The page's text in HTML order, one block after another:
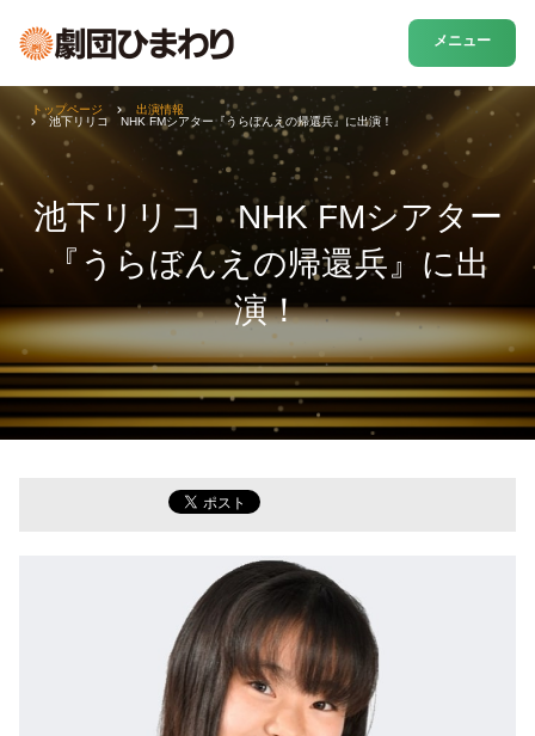
メニュー
池下リリコ NHK FMシアター
『うらぼんえの帰還兵』に出
演！
トップページ
出演情報
池下リリコ NHK FMシアター『うらぼんえの帰還兵』に出演！